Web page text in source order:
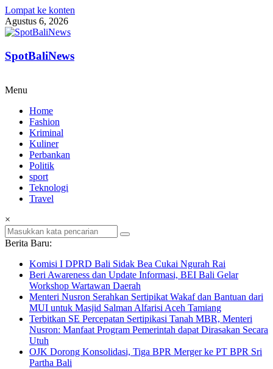
Lompat ke konten
Agustus 6, 2026
SpotBaliNews
Menu
Home
Fashion
Kriminal
Kuliner
Perbankan
Politik
sport
Teknologi
Travel
×
Berita Baru:
Komisi I DPRD Bali Sidak Bea Cukai Ngurah Rai
Beri Awareness dan Update Informasi, BEI Bali Gelar
Workshop Wartawan Daerah
Menteri Nusron Serahkan Sertipikat Wakaf dan Bantuan dari
MUI untuk Masjid Salman Alfarisi Aceh Tamiang
Terbitkan SE Percepatan Sertipikasi Tanah MBR, Menteri
Nusron: Manfaat Program Pemerintah dapat Dirasakan Secara
Utuh
OJK Dorong Konsolidasi, Tiga BPR Merger ke PT BPR Sri
Partha Bali